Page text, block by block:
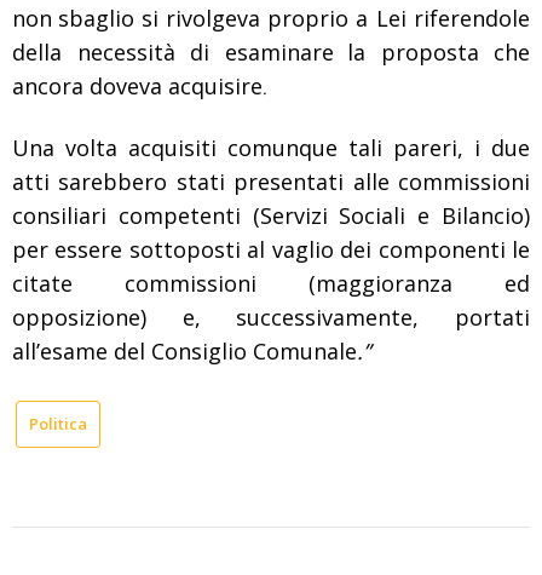
non sbaglio si rivolgeva proprio a Lei riferendole
della necessità di esaminare la proposta che
ancora doveva acquisire.
Una volta acquisiti comunque tali pareri, i due
atti sarebbero stati presentati alle commissioni
consiliari competenti (Servizi Sociali e Bilancio)
per essere sottoposti al vaglio dei componenti le
citate
commissioni (maggioranza ed
opposizione)
e, successivamente,
portati
all’esame del Consiglio Comunale.”
Politica